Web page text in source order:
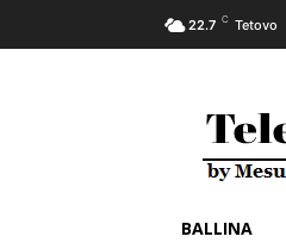
22.7 C Tetovo
BALLINA